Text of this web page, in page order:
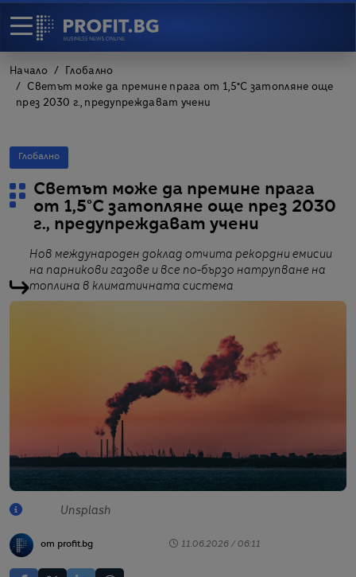
Начало
Глобално
Светът може да премине прага от 1,5°C затопляне още
през 2030 г., предупреждават учени
Глобално
Светът може да премине прага
от 1,5°C затопляне още през 2030
г., предупреждават учени
Нов международен доклад отчита рекордни емисии
на парникови газове и все по-бързо натрупване на
топлина в климатичната система
Unsplash
от profit.bg 11.06.2026 / 06:11